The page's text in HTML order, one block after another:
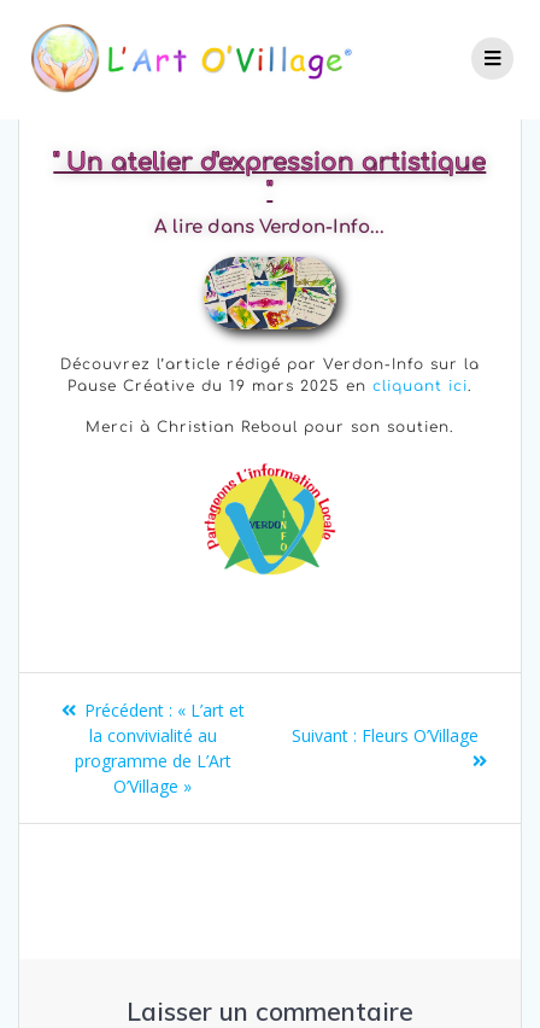
" Un atelier d'expression artistique
"
A lire dans Verdon-Info...
Découvrez l’article rédigé par Verdon-Info sur la
Pause Créative du 19 mars 2025 en cliquant ici
Merci à Christian Reboul pour son soutien.
Précédent : « L’art et
la convivialité au
programme de L’Art
O’Village »
Suivant : Fleurs O’Village
Laisser un commentaire